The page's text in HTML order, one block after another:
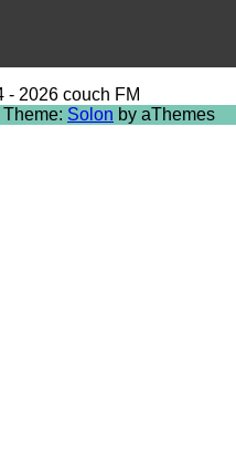
- 2026 couch FM
Theme: Solon by aThemes